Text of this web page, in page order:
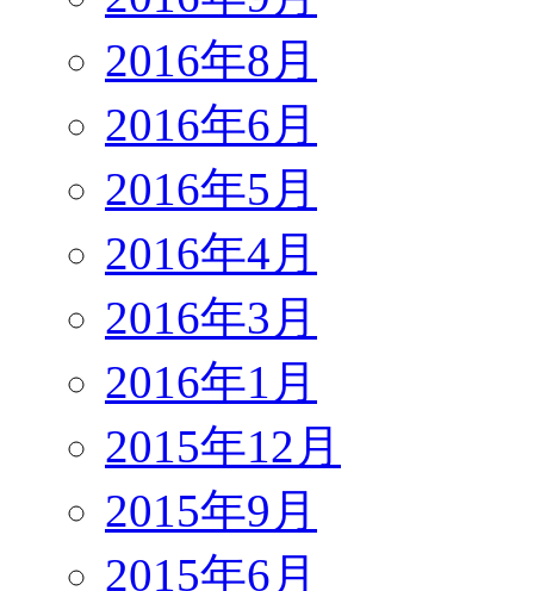
2016年8月
2016年6月
2016年5月
2016年4月
2016年3月
2016年1月
2015年12月
2015年9月
2015年6月